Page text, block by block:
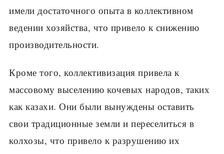
имели достаточного опыта в коллективном
ведении хозяйства, что привело к снижению
производительности.
Кроме того, коллективизация привела к
массовому выселению кочевых народов, таких
как казахи. Они были вынуждены оставить
свои традиционные земли и переселиться в
колхозы, что привело к разрушению их